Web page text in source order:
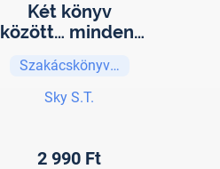
Két könyv
között… minden,
Szakácskönyvek
Sky S.T.
2 990 Ft